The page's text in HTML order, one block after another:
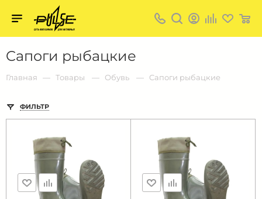
Cапоги рыбацкие
пульс:
сеть
для
Барнауле:
Главная Товары Обувь Cапоги рыбацкие
ФИЛЬТР